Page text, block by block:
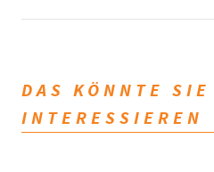
DAS KÖNNTE SIE
INTERESSIEREN